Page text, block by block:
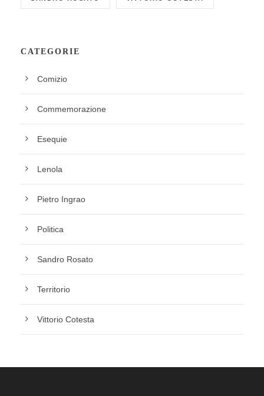
CATEGORIE
Comizio
Commemorazione
Esequie
Lenola
Pietro Ingrao
Politica
Sandro Rosato
Territorio
Vittorio Cotesta